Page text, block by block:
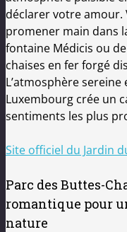
déclarer votre amour.
promener main dans
fontaine Médicis ou
chaises en fer forgé
L’atmosphère
Luxembourg crée un
sentiments les plus
Site officiel du Jardin
Parc des Buttes-
romantique pour
nature